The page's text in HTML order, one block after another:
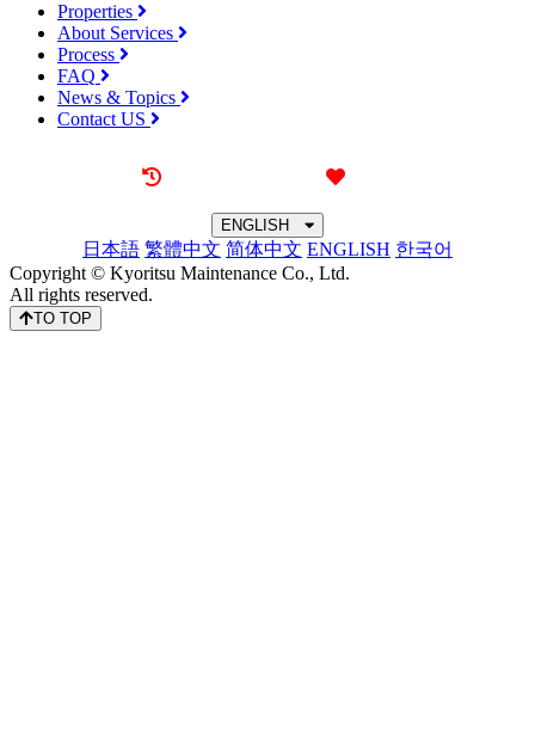
Properties
About Services
Process
FAQ
News & Topics
Contact US
ENGLISH
日本語 繁體中文 简体中文 ENGLISH 한국어
Copyright © Kyoritsu Maintenance Co., Ltd.
All rights reserved.
TO TOP